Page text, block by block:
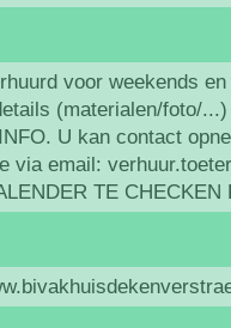
voor weekends
(materialen/foto/
U kan contact
via email:
TE